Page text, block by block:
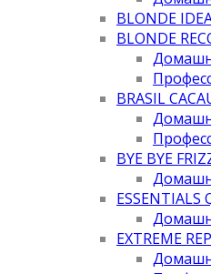
BLONDE
BLONDE
BRASIL
BYE BYE
ESSENTIALS
EXTREME